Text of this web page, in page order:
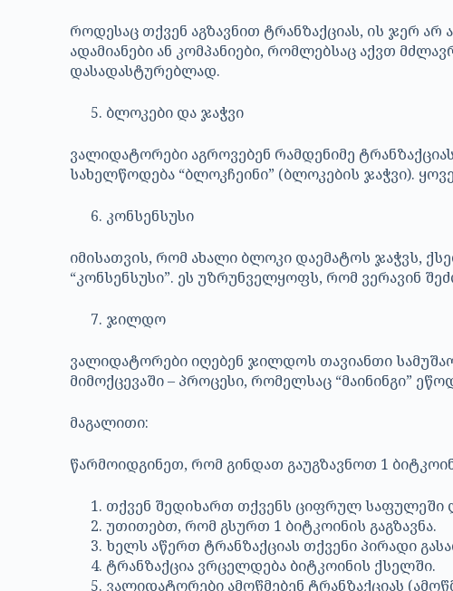
როდესაც თქვენ აგზავნით ტრანზაქციას, ის ჯერ არ
ადამიანები ან კომპანიები, რომლებსაც აქვთ
დასადასტურებლად.
ბლოკები და ჯაჭვი
ვალიდატორები აგროვებენ რამდენიმე
სახელწოდება “ბლოკჩეინი” (ბლოკების ჯაჭვი).
კონსენსუსი
იმისათვის, რომ ახალი ბლოკი დაემატოს ჯაჭვს,
“კონსენსუსი”. ეს უზრუნველყოფს, რომ ვერავინ
ჯილდო
ვალიდატორები იღებენ ჯილდოს თავიანთი
მიმოქცევაში – პროცესი, რომელსაც “მაინინგი”
მაგალითი:
წარმოიდგინეთ, რომ გინდათ გაუგზავნოთ 1
თქვენ შედიხართ თქვენს ციფრულ საფულეში
უთითებთ, რომ გსურთ 1 ბიტკოინის გაგზავნა.
ხელს აწერთ ტრანზაქციას თქვენი პირადი
ტრანზაქცია ვრცელდება ბიტკოინის ქსელში.
ვალიდატორები ამოწმებენ ტრანზაქციას